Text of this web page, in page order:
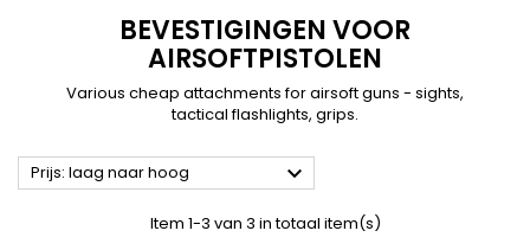
BEVESTIGINGEN VOOR
AIRSOFTPISTOLEN
Various cheap attachments for airsoft guns - sights,
tactical flashlights, grips.
Prijs: laag naar hoog 
Item 1-3 van 3 in totaal item(s)